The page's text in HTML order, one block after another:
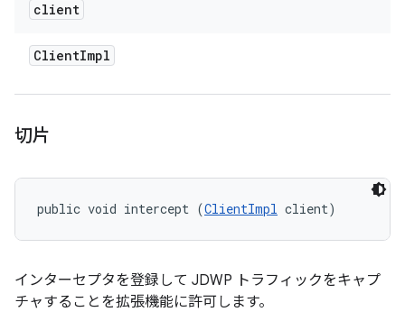
client
ClientImpl
切片
public void intercept (ClientImpl client)
インターセプタを登録して JDWP トラフィックをキャプ
チャすることを拡張機能に許可します。